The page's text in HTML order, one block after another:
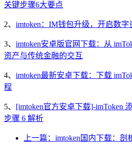
关键步骤6大要点
2、 imtoken：IM钱包升级，开启数字
3、 imtoken安卓版官网下载：从
资产与传统金融的交互
4、 imtoken最新安卓下载：下载
程
5、 [imtoken官方安卓下载]-imToken
步骤 6 解析
上一篇：imtoken国内下载：剖